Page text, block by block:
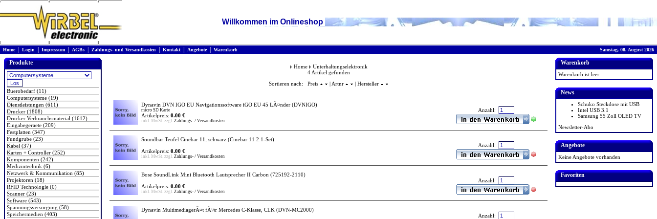
Willkommen im Onlineshop
Home| Login Impressum AGBs Zahlungs- und Versandkosten Kontakt| Angebote| Warenkorb Samstag, 08. August 2026
Produkte
Buerobedarf (11)
Computersysteme (19)
Dienstleistungen (611)
Drucker (1808)
Drucker Verbrauchsmaterial (1612)
Eingabegeraete (209)
Festplatten (347)
Fundgrube (23)
Kabel (37)
Karten + Controller (252)
Komponenten (242)
Medizintechnik (6)
Netzwerk & Kommunikation (85)
Projektoren (18)
RFID Technologie (0)
Scanner (23)
Software (543)
Spannungsversorgung (58)
Speichermedien (403)
Home
Unterhaltungselektronik
4 Artikel gefunden
Sortieren nach: Preis
| Artnr | Hersteller
Dynavin DVN IGO EU Navigationssoftware iGO EU 45 LÃ¤nder (DVNIGO)
micro SD Karte
Artikelpreis: 0.00 €
inkl. MwSt. zzgl. Zahlungs- / Versandkosten
Anzahl:
Soundbar Teufel Cinebar 11, schwarz (Cinebar 11 2.1-Set)
Artikelpreis: 0.00 €
inkl. MwSt. zzgl. Zahlungs- / Versandkosten
Anzahl:
Bose SoundLink Mini Bluetooth Lautsprecher II Carbon (725192-2110)
Artikelpreis: 0.00 €
inkl. MwSt. zzgl. Zahlungs- / Versandkosten
Anzahl:
Dynavin MultimediagerÃ¤t fÃ¼r Mercedes C-Klasse, CLK (DVN-MC2000)
Anzahl:
Warenkorb
Warenkorb ist leer
News
Schuko Steckdose mit USB
Intel USB 3.1
Samsung 55 Zoll OLED TV
Newsletter-Abo
Angebote
Keine Angebote vorhanden
Favoriten